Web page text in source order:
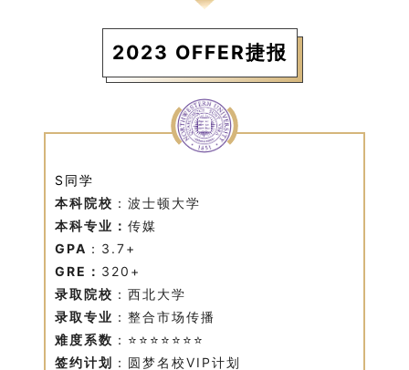
2023 OFFER捷报
S同学
本科院校 ：波士顿大学
本科专业：传媒
GPA ：3.7+
GRE： 320+
录取院校 ：西北大学
录取专业 ：整合市场传播
难度系数 ： ⭐⭐⭐⭐⭐⭐⭐
签约计划 ：圆梦名校VIP计划